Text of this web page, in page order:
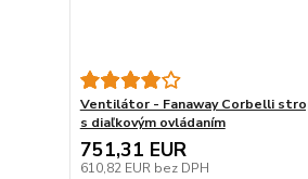
Ventilátor - Fanaway Corbelli
s diaľkovým ovládaním
751,31 EUR
610,82 EUR bez DPH